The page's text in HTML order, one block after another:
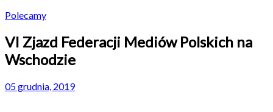
Polecamy
VI Zjazd Federacji Mediów Polskich na
Wschodzie
05 grudnia, 2019